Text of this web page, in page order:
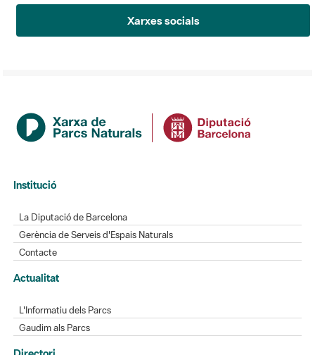
Xarxes socials
Institució
La Diputació de Barcelona
Gerència de Serveis d'Espais Naturals
Contacte
Actualitat
L'Informatiu dels Parcs
Gaudim als Parcs